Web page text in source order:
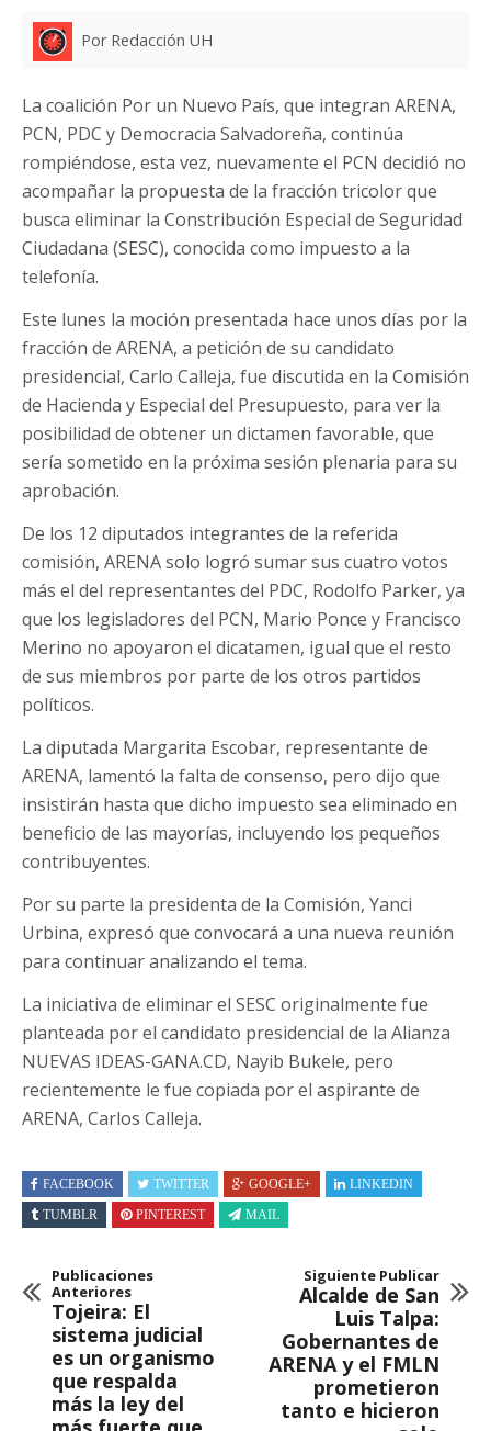
Por Redacción UH
La coalición Por un Nuevo País, que integran ARENA,
PCN, PDC y Democracia Salvadoreña, continúa
rompiéndose, esta vez, nuevamente el PCN decidió no
acompañar la propuesta de la fracción tricolor que
busca eliminar la Constribución Especial de Seguridad
Ciudadana (SESC), conocida como impuesto a la
telefonía.
Este lunes la moción presentada hace unos días por la
fracción de ARENA, a petición de su candidato
presidencial, Carlo Calleja, fue discutida en la Comisión
de Hacienda y Especial del Presupuesto, para ver la
posibilidad de obtener un dictamen favorable, que
sería sometido en la próxima sesión plenaria para su
aprobación.
De los 12 diputados integrantes de la referida
comisión, ARENA solo logró sumar sus cuatro votos
más el del representantes del PDC, Rodolfo Parker, ya
que los legisladores del PCN, Mario Ponce y Francisco
Merino no apoyaron el dicatamen, igual que el resto
de sus miembros por parte de los otros partidos
políticos.
La diputada Margarita Escobar, representante de
ARENA, lamentó la falta de consenso, pero dijo que
insistirán hasta que dicho impuesto sea eliminado en
beneficio de las mayorías, incluyendo los pequeños
contribuyentes.
Por su parte la presidenta de la Comisión, Yanci
Urbina, expresó que convocará a una nueva reunión
para continuar analizando el tema.
La iniciativa de eliminar el SESC originalmente fue
planteada por el candidato presidencial de la Alianza
NUEVAS IDEAS-GANA.CD, Nayib Bukele, pero
recientemente le fue copiada por el aspirante de
ARENA, Carlos Calleja.
FACEBOOK TWITTER GOOGLE+
LINKEDIN
TUMBLR
PINTEREST MAIL
Publicaciones
Anteriores
Tojeira: El
sistema judicial
es un organismo
que respalda
más la ley del
Siguiente Publicar
Alcalde de San
Luis Talpa:
Gobernantes de
ARENA y el FMLN
prometieron
tanto e hicieron